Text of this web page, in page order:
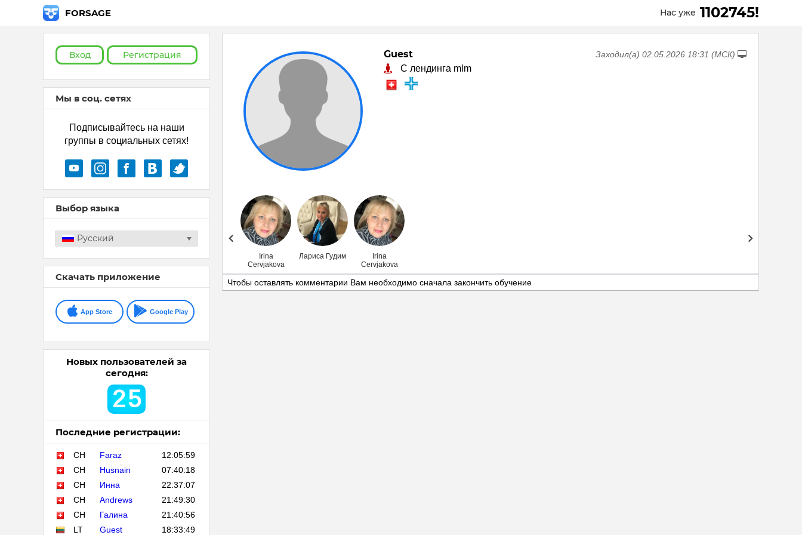
FORSAGE Нас уже 1102745!
Вход Регистрация
Мы в соц. сетях
Подписывайтесь на наши
группы в социальных сетях!
Выбор языка
Русский
Скачать приложение
App Store Google Play
Новых пользователей за
сегодня:
25
Последние регистрации:
CH Faraz
12:05:59
CH
Husnain
07:40:18
CH
Инна
22:37:07
CH
Andrews
21:49:30
CH
Галина
21:40:56
LT
Guest 18:33:49
Заходил(а) 02.05.2026 18:31 (МСК)
Guest
С лендинга mlm
Лариса Гудим
Irina
Cervjakova
Лариса Гудим
Irina
Cervjakova
Чтобы оставлять комментарии Вам необходимо сначала закончить обучение